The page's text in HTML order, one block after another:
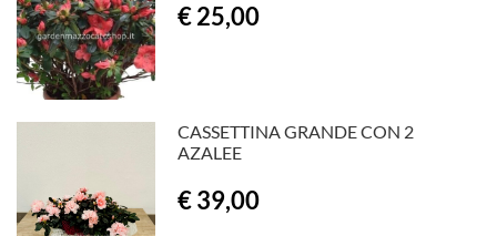
€ 25,00
CASSETTINA GRANDE CON 2
AZALEE
€ 39,00